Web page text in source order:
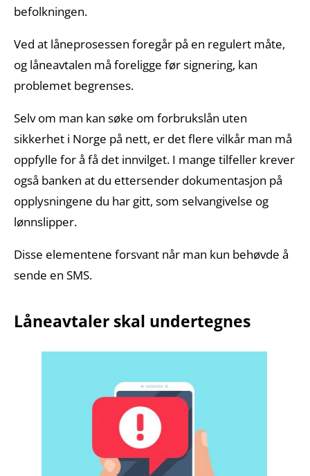
befolkningen.
Ved at låneprosessen foregår på en regulert måte,
og låneavtalen må foreligge før signering, kan
problemet begrenses.
Selv om man kan søke om forbrukslån uten
sikkerhet i Norge på nett, er det flere vilkår man må
oppfylle for å få det innvilget. I mange tilfeller krever
også banken at du ettersender dokumentasjon på
opplysningene du har gitt, som selvangivelse og
lønnslipper.
Disse elementene forsvant når man kun behøvde å
sende en SMS.
Låneavtaler skal undertegnes